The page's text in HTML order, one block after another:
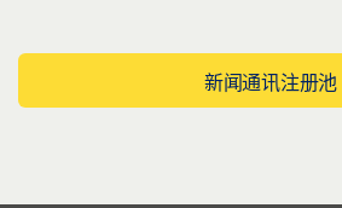
新闻通讯注册池